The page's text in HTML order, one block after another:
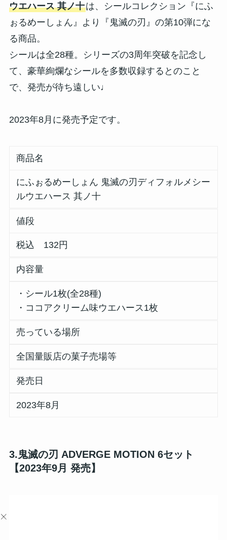
ウエハース 其ノ十は、シールコレクション『にふ
ぉるめーしょん』より『鬼滅の刃』の第10弾にな
る商品。
シールは全28種。シリーズの3周年突破を記念し
て、豪華絢爛なシールを多数収録するとのこと
で、発売が待ち遠しい♩
2023年8月に発売予定です。
商品名
にふぉるめーしょん 鬼滅の刃ディフォルメシー
ルウエハース 其ノ十
値段
税込 132円
内容量
・シール1枚(全28種)
・ココアクリーム味ウエハース1枚
売っている場所
全国量販店の菓子売場等
発売日
2023年8月
3.鬼滅の刃 ADVERGE MOTION 6セット
【2023年9月 発売】